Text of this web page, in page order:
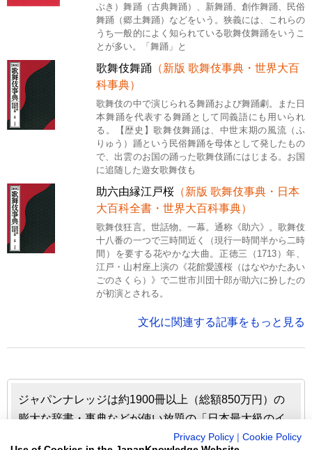
ぶき）舞踊（古典舞踊）、新舞踊、創作舞踊、民俗
舞踊（郷土舞踊）などをいう。狭義には、これらの
うち一般的によく知られている歌舞伎舞踊をいうこ
とが多い。「舞踊」と
歌舞伎舞踊 （新版 歌舞伎事典・世界大百
科事典）
歌舞伎の中で演じられる舞踊および舞踊劇。また日
本舞踊を代表する舞踊として同義語にも用いられ
る。【歴史】歌舞伎舞踊は、中世末期の風流（ふ
りゅう）踊という民俗舞踊を母体として発したもの
で、出雲のお国の踊った歌舞伎踊にはじまる。お国
に追随した遊女歌舞伎も
助六由縁江戸桜 （新版 歌舞伎事典・日本
大百科全書・世界大百科事典）
歌舞伎狂言。世話物。一幕。通称《助六》。歌舞伎
十八番の一つで三時間近く（現行一時間半から二時
間）を要する花やかな大曲。正徳三（1713）年、
江戸・山村座上演の《花館愛護桜（はなやかたあい
ごのさくら）》で二世市川団十郎が助六に扮したの
が初演とされる。
文化に関連する記事をもっと見る
ジャパンナレッジは約1900冊以上（総額850万円）の
膨大な辞書・事典などが使い放題の「日本最大級のイ
ンターネット辞書・事典・叢書サイト」です。日本国
Privacy Policy
Cookie Policy